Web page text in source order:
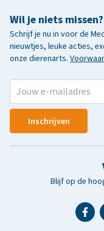
Wil je niets missen?
Schrijf je nu in voor de
nieuwtjes, leuke acties,
onze dierenarts.
Inschrijven
Blijf op de